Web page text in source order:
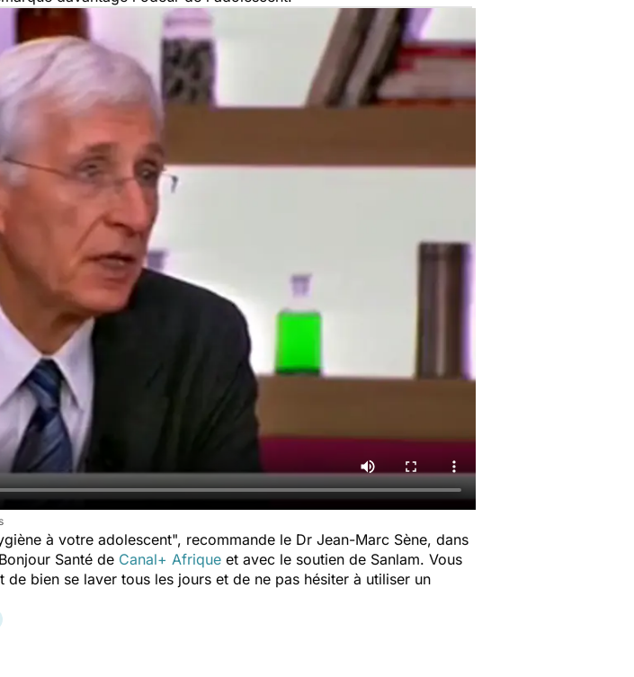
à votre adolescent", recommande le Dr Jean-Marc Sène, dans
Santé de Canal+ Afrique et avec le soutien de Sanlam. Vous
bien se laver tous les jours et de ne pas hésiter à utiliser un